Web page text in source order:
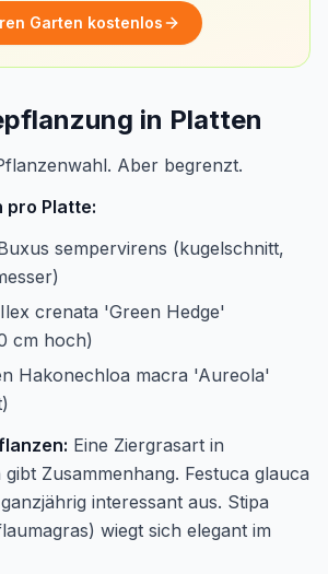
Garten kostenlos
in Platten
Aber begrenzt.
Platte:
sempervirens (kugelschnitt,
crenata 'Green Hedge'
cm hoch)
Hakonechloa macra 'Aureola'
Eine Ziergrasart in
Zusammenhang. Festuca glauca
interessant aus. Stipa
wiegt sich elegant im